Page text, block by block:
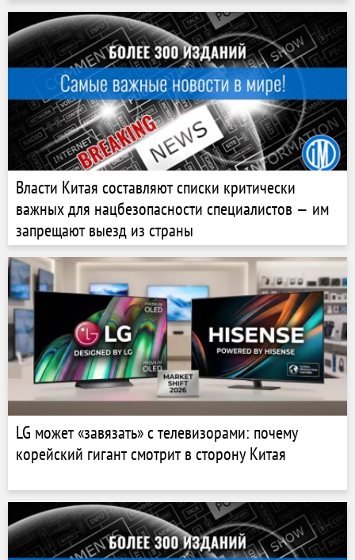
Власти Китая составляют списки критически
важных для нацбезопасности специалистов — им
запрещают выезд из страны
LG может «завязать» с телевизорами: почему
корейский гигант смотрит в сторону Китая